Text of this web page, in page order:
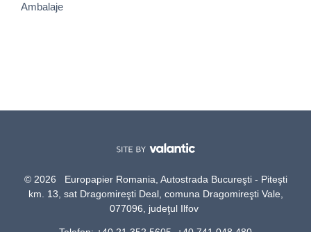
Ambalaje
© 2026 Europapier Romania, Autostrada Bucureşti - Piteşti
km. 13, sat Dragomireşti Deal, comuna Dragomireşti Vale,
077096, judeţul Ilfov